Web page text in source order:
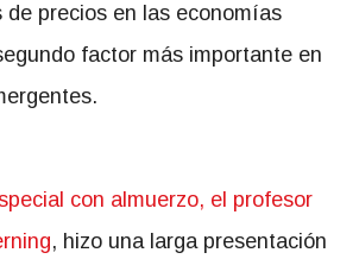
de precios en las economías
factor más importante en
con almuerzo, el profesor
, hizo una larga presentación